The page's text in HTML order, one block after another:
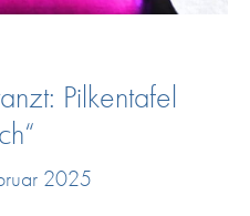
Pilkentafel
2025